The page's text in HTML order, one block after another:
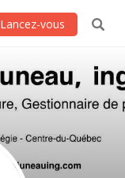
Lancez-vous